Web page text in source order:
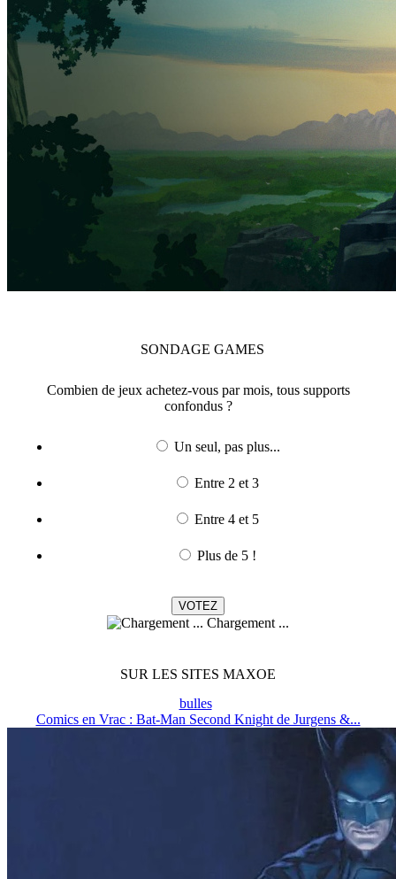
SONDAGE GAMES
Combien de jeux achetez-vous par mois, tous supports
confondus ?
Un seul, pas plus...
Entre 2 et 3
Entre 4 et 5
Plus de 5 !
Chargement ...
SUR LES SITES MAXOE
bulles
Comics en Vrac : Bat-Man Second Knight de Jurgens &...